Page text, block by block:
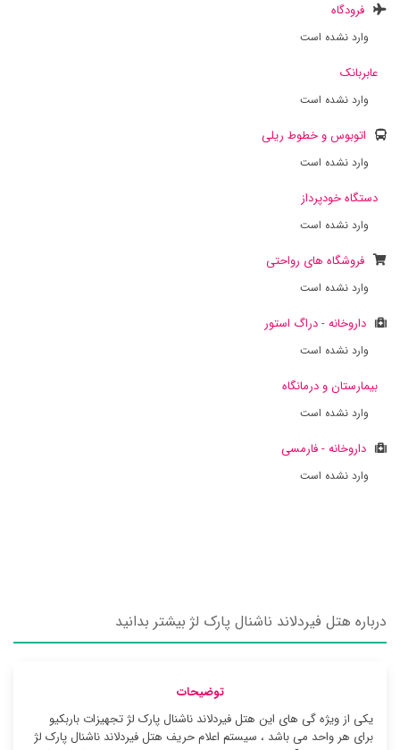
فرودگاه
وارد نشده است
عابربانک
وارد نشده است
اتوبوس و خطوط ریلی
وارد نشده است
دستگاه خودپرداز
وارد نشده است
فروشگاه های رواحتی
وارد نشده است
داروخانه - دراگ استور
وارد نشده است
بیمارستان و درمانگاه
وارد نشده است
داروخانه - فارمسی
وارد نشده است
درباره هتل فیردلاند ناشنال پارک لژ بیشتر بدانید
توضیحات
یکی از ویژه گی های این هتل فیردلاند ناشنال پارک لژ تجهیزات باربکیو
برای هر واحد می باشد ، سیستم اعلام حریف هتل فیردلاند ناشنال پارک لژ